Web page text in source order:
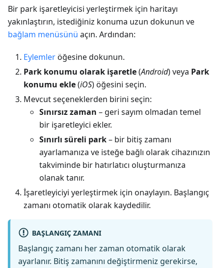
Bir park işaretleyicisi yerleştirmek için haritayı
yakınlaştırın, istediğiniz konuma uzun dokunun ve
bağlam menüsünü açın. Ardından:
Eylemleröğesine dokunun.
Park konumu olarak işaretle(Android) veya Park
konumu ekle(iOS) öğesini seçin.
Mevcut seçeneklerden birini seçin:
Sınırsız zaman – geri sayım olmadan temel
bir işaretleyici ekler.
Sınırlı süreli park– bir bitiş zamanı
ayarlamanıza ve isteğe bağlı olarak cihazınızın
takviminde bir hatırlatıcı oluşturmanıza
olanak tanır.
İşaretleyiciyi yerleştirmek için onaylayın. Başlangıç
zamanı otomatik olarak kaydedilir.
BAŞLANGIÇ ZAMANI
Başlangıç zamanı her zaman otomatik olarak
ayarlanır. Bitiş zamanını değiştirmeniz gerekirse,